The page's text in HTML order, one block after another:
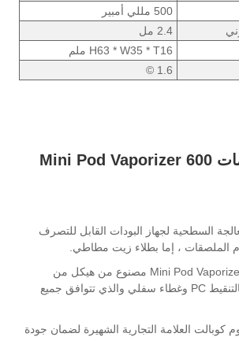
500 مللي أمبير
2.4 مل
H63 * W35 * T16 ملم
1.6 ©
سمة من سمات Mini Pod Vaporizer 600
السطحية لجهاز البودات القابل للتصرف
الملصقات ، إما بطلاء زيت مطاطي.
2. إن جهاز Mini Pod Vaporizer 600puff مصنوع من هيكل من
الألومنيوم مع طرف بالتنقيط PC وغطاء سفلي والذي تتوافق جميع
كوبالت العلامة التجارية الشهيرة لضمان جودة